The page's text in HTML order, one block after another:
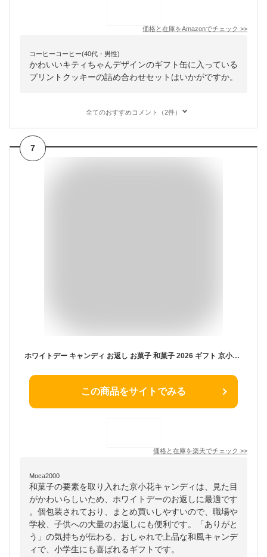
価格と在庫をAmazonでチェック >>
コーヒーコーヒー(40代・男性)
かわいいキティちゃんデザインのギフト缶に入っている
プリントクッキーの詰め合わせセットはいかがですか。
全てのおすすめコメント（2件）
7
ホワイトデー キャンディ お返し お菓子 和菓子 2026 ギフト 京小花 まとめ買い ありがとう 子供 小学生
この商品をサイトでみる
価格と在庫を楽天でチェック >>
Moca2000
和菓子の要素を取り入れた京小花キャンディは、見た目
がかわいらしいため、ホワイトデーのお返しに最適です
。個包装されており、まとめ買いしやすいので、職場や
学校、子供への大量のお返しにも便利です。「ありがと
う」の気持ちが伝わる、おしゃれで上品な和風キャンデ
ィで、小学生にも喜ばれるギフトです。